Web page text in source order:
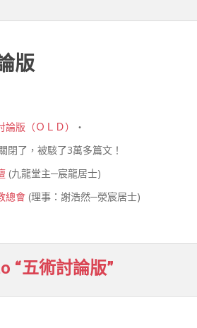
版
版（ＯＬＤ）
‧
閉了，被駭了3萬多篇文！
(九龍堂主─宸龍居士)
總會 (理事：謝浩然─滎宸居士)
五術討論版”